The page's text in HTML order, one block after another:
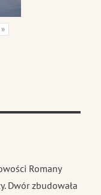
»
Romany
Dwór zbudowała